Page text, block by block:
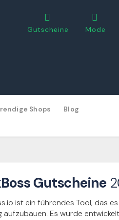
Gutscheine Mode
Shops Blog
Gutscheine
ist ein führendes Tool, das
aufzubauen. Es wurde